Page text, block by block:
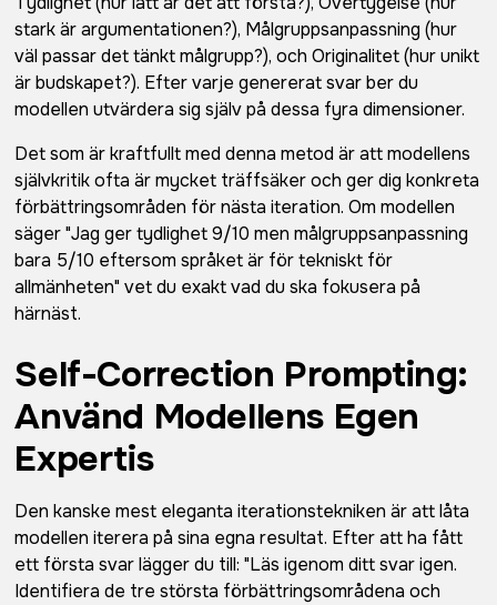
stark är argumentationen?), Målgruppsanpassning (hur
väl passar det tänkt målgrupp?), och Originalitet (hur unikt
är budskapet?). Efter varje genererat svar ber du
modellen utvärdera sig själv på dessa fyra dimensioner.
Det som är kraftfullt med denna metod är att modellens
självkritik ofta är mycket träffsäker och ger dig konkreta
förbättringsområden för nästa iteration. Om modellen
säger "Jag ger tydlighet 9/10 men målgruppsanpassning
bara 5/10 eftersom språket är för tekniskt för
allmänheten" vet du exakt vad du ska fokusera på
härnäst.
Self-Correction Prompting:
Använd Modellens Egen
Expertis
Den kanske mest eleganta iterationstekniken är att låta
modellen iterera på sina egna resultat. Efter att ha fått
ett första svar lägger du till: "Läs igenom ditt svar igen.
Identifiera de tre största förbättringsområdena och